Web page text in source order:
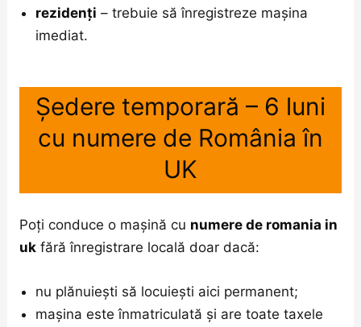
rezidenți – trebuie să înregistreze mașina
imediat.
Ședere temporară – 6 luni
cu numere de România în
UK
Poți conduce o mașină cu numere de romania in
uk fără înregistrare locală doar dacă:
nu plănuiești să locuiești aici permanent;
mașina este înmatriculată și are toate taxele